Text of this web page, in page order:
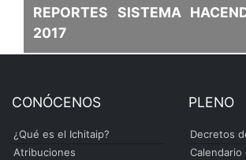
REPORTES SISTEMA
2017
CONÓCENOS
¿Qué es el Ichitaip?
Atribuciones
PLENO
Decretos
Calendario